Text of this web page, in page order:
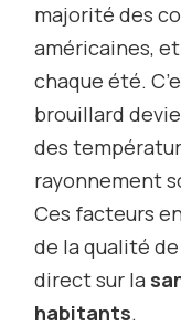
majorité des
américaines,
chaque été.
brouillard
des
rayonnement
Ces facteurs
de la qualité
direct sur la
habitants.